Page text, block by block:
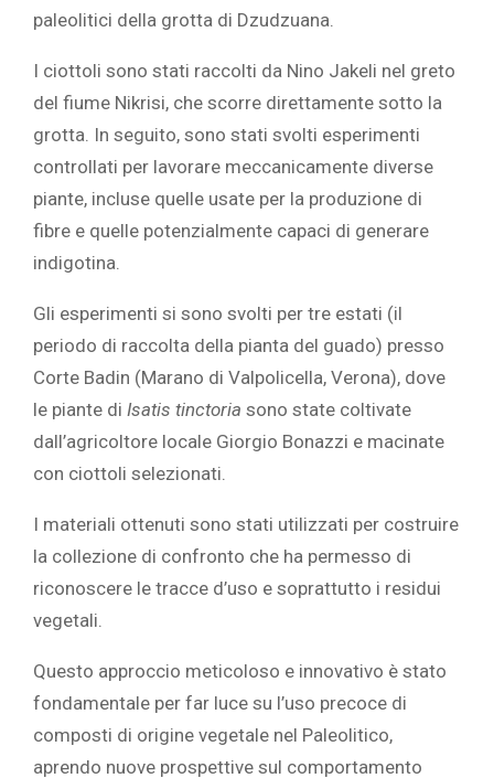
paleolitici della grotta di Dzudzuana.
I ciottoli sono stati raccolti da Nino Jakeli nel greto
del fiume Nikrisi, che scorre direttamente sotto la
grotta. In seguito, sono stati svolti esperimenti
controllati per lavorare meccanicamente diverse
piante, incluse quelle usate per la produzione di
fibre e quelle potenzialmente capaci di generare
indigotina.
Gli esperimenti si sono svolti per tre estati (il
periodo di raccolta della pianta del guado) presso
Corte Badin (Marano di Valpolicella, Verona), dove
le piante di Isatis tinctoria sono state coltivate
dall’agricoltore locale Giorgio Bonazzi e macinate
con ciottoli selezionati.
I materiali ottenuti sono stati utilizzati per costruire
la collezione di confronto che ha permesso di
riconoscere le tracce d’uso e soprattutto i residui
vegetali.
Questo approccio meticoloso e innovativo è stato
fondamentale per far luce su l’uso precoce di
composti di origine vegetale nel Paleolitico,
aprendo nuove prospettive sul comportamento